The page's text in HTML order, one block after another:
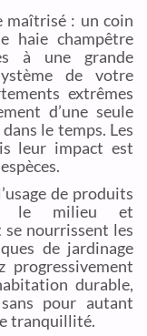
maîtrisé : un coin
haie champêtre
à une grande
de votre
extrêmes
d’une seule
le temps. Les
leur impact est
de produits
le milieu et
nourrissent les
de jardinage
progressivement
durable,
pour autant
tranquillité.